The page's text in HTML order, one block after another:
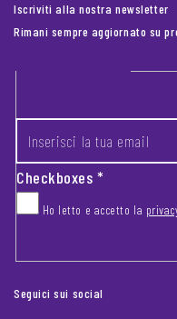
Iscriviti alla nostra newsletter
Rimani sempre aggiornato su
Footer newsletter
Checkboxes*
Ho letto e accetto la
Seguici sui social